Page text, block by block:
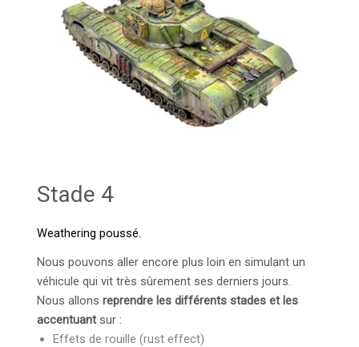
Stade 4
Weathering poussé.
Nous pouvons aller encore plus loin en simulant un
véhicule qui vit très sûrement ses derniers jours.
Nous allonsreprendre les différents stades et les
accentuant sur :
Effets de rouille (rust effect)